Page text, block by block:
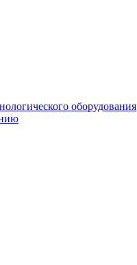
оборудования